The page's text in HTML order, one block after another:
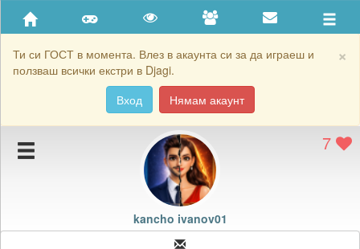
×
Ти си ГОСТ в момента. Влез в акаунта си за да играеш и
ползваш всички екстри в Djagi.
Вход
Нямам акаунт
Приятели
Хронология на игри
Подаръците на kancho ivanov01
Картичките на kancho ivanov01
Блокирай kancho ivanov01
7
kancho ivanov01